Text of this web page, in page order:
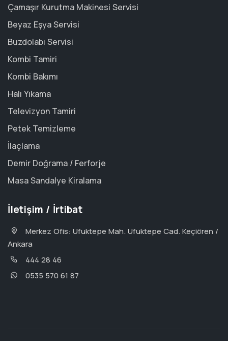
Çamaşır Kurutma Makinesi Servisi
Beyaz Eşya Servisi
Buzdolabı Servisi
Kombi Tamiri
Kombi Bakımı
Halı Yıkama
Televizyon Tamiri
Petek Temizleme
İlaçlama
Demir Doğrama / Ferforje
Masa Sandalye Kiralama
İletişim / İrtibat
Merkez Ofis: Ufuktepe Mah. Ufuktepe Cad. Keçiören /
Ankara
444 28 46
0535 570 61 87